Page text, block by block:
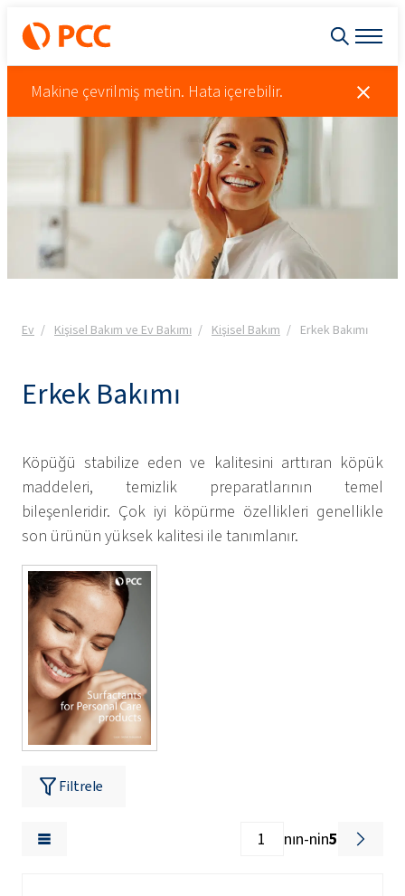
Makine çevrilmiş metin. Hata içerebilir.
Ev Kişisel Bakım ve Ev Bakımı Kişisel Bakım Erkek Bakımı
Erkek Bakımı
Köpüğü stabilize eden ve kalitesini arttıran köpük
maddeleri, temizlik preparatlarının temel
bileşenleridir. Çok iyi köpürme özellikleri genellikle
son ürünün yüksek kalitesi ile tanımlanır.
Filtrele
nın-nin5